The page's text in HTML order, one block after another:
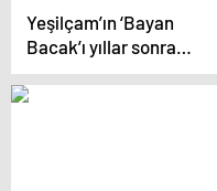
Yeşilçam’ın ‘Bayan
Bacak’ı yıllar sonra
itiraf etti: O isim kibrit
çöpü yiyerek intihara